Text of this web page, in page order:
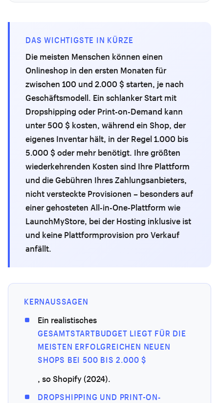
DAS WICHTIGSTE IN KÜRZE
Die meisten Menschen können einen
Onlineshop in den ersten Monaten für
zwischen 100 und 2.000 $ starten, je nach
Geschäftsmodell. Ein schlanker Start mit
Dropshipping oder Print-on-Demand kann
unter 500 $ kosten, während ein Shop, der
eigenes Inventar hält, in der Regel 1.000 bis
5.000 $ oder mehr benötigt. Ihre größten
wiederkehrenden Kosten sind Ihre Plattform
und die Gebühren Ihres Zahlungsanbieters,
nicht versteckte Provisionen – besonders auf
einer gehosteten All-in-One-Plattform wie
LaunchMyStore, bei der Hosting inklusive ist
und keine Plattformprovision pro Verkauf
anfällt.
KERNAUSSAGEN
Ein realistisches
GESAMTSTARTBUDGET LIEGT FÜR DIE
MEISTEN ERFOLGREICHEN NEUEN
SHOPS BEI 500 BIS 2.000 $
, so Shopify (2024).
DROPSHIPPING UND PRINT-ON-